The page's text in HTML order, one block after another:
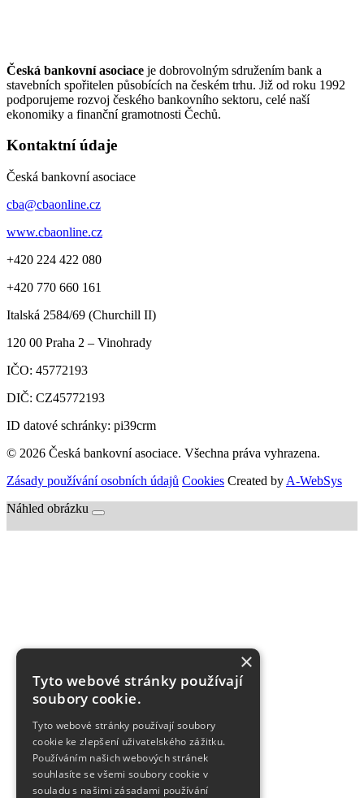
Česká bankovní asociace je dobrovolným sdružením bank a
stavebních spořitelen působících na českém trhu. Již od roku 1992
podporujeme rozvoj českého bankovního sektoru, celé naší
ekonomiky a finanční gramotnosti Čechů.
Kontaktní údaje
Česká bankovní asociace
cba@cbaonline.cz
www.cbaonline.cz
+420 224 422 080
+420 770 660 161
Italská 2584/69 (Churchill II)
120 00 Praha 2 – Vinohrady
IČO: 45772193
DIČ: CZ45772193
ID datové schránky: pi39crm
© 2026 Česká bankovní asociace. Všechna práva vyhrazena.
Zásady používání osobních údajů Cookies Created by A-WebSys
Náhled obrázku
×
Tyto webové stránky používají
soubory cookie.
Tyto webové stránky používají soubory
cookie ke zlepšení uživatelského zážitku.
Používáním našich webových stránek
souhlasíte se všemi soubory cookie v
souladu s našimi zásadami používání